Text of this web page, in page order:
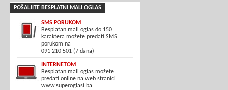
POŠALJITE BESPLATNI MALI OGLAS
SMS PORUKOM
Besplatan mali oglas do 150
karaktera možete predati SMS
porukom na
091 210 501 (7 dana)
INTERNETOM
Besplatan mali oglas možete
predati online na web stranici
www.superoglasi.ba